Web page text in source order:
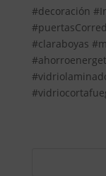
#decoración
#claraboyas